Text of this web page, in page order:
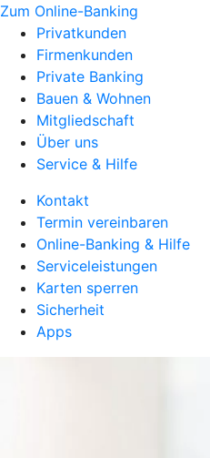
Zum Online-Banking
Privatkunden
Firmenkunden
Private Banking
Bauen & Wohnen
Mitgliedschaft
Über uns
Service & Hilfe
Kontakt
Termin vereinbaren
Online-Banking & Hilfe
Serviceleistungen
Karten sperren
Sicherheit
Apps